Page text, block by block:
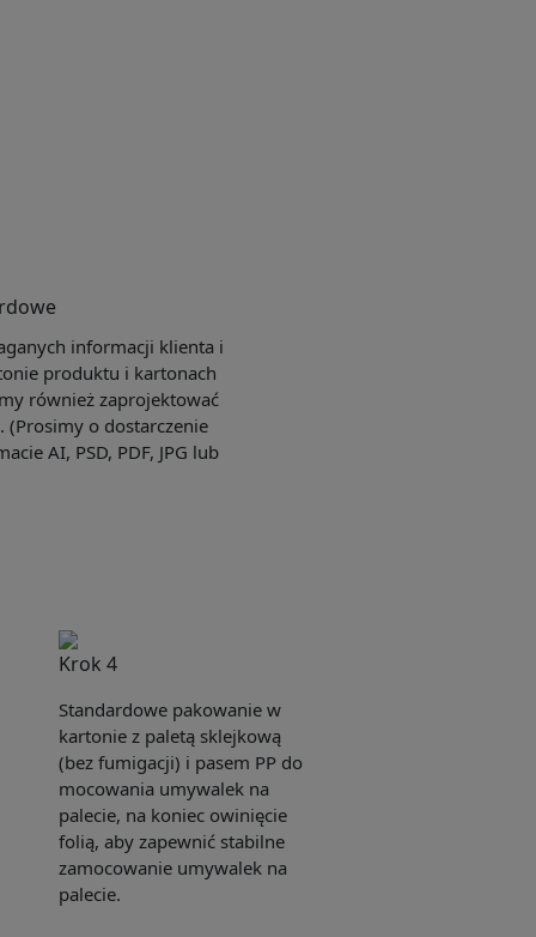
informacji klienta i
produktu i kartonach
również zaprojektować
(Prosimy o dostarczenie
AI, PSD, PDF, JPG lub
Krok 4
Standardowe pakowanie w
kartonie z paletą sklejkową
(bez fumigacji) i pasem PP do
mocowania umywalek na
palecie, na koniec owinięcie
folią, aby zapewnić stabilne
zamocowanie umywalek na
palecie.